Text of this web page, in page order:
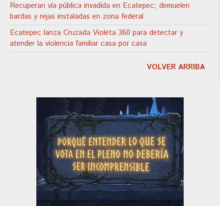
Recuperan vía pública invadida en Ecatepec; demuelen
bardas y rejas instaladas en zona federal
Ecatepec lanza Cruzada Violeta 360 para detectar y
atender la violencia familiar casa por casa
VOLVER ARRIBA